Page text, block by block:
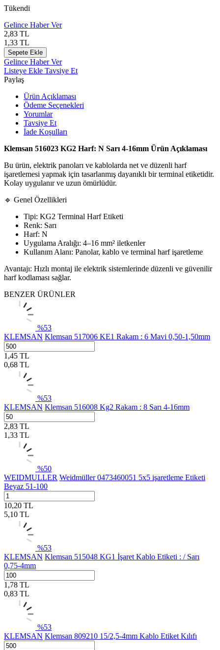
Tükendi
Gelince Haber Ver
2,83 TL
1,33 TL
Sepete Ekle
Gelince Haber Ver
Listeye Ekle Tavsiye Et
Paylaş
Ürün Açıklaması
Ödeme Seçenekleri
Yorumlar
Tavsiye Et
İade Koşulları
Klemsan 516023 KG2 Harf: N Sarı 4-16mm Ürün Açıklaması
Bu ürün, elektrik panoları ve kablolarda net ve düzenli harf
işaretlemesi yapmak için tasarlanmış dayanıklı bir terminal etiketidir.
Kolay uygulanır ve uzun ömürlüdür.
🔹 Genel Özellikleri
Tipi: KG2 Terminal Harf Etiketi
Renk: Sarı
Harf: N
Uygulama Aralığı: 4–16 mm² iletkenler
Kullanım Alanı: Panolar, kablo ve terminal harf işaretleme
Avantajı: Hızlı montaj ile elektrik sistemlerinde düzenli ve güvenilir
harf kodlaması sağlar.
BENZER ÜRÜNLER
%53
KLEMSAN Klemsan 517006 KE1 Rakam : 6 Mavi 0,50-1,50mm
1,45 TL
0,68 TL
%53
KLEMSAN Klemsan 516008 Kg2 Rakam : 8 Sarı 4-16mm
2,83 TL
1,33 TL
%50
WEIDMULLER Weidmüller 0473460051 5x5 işaretleme Etiketi
Beyaz 51-100
10,20 TL
5,10 TL
%53
KLEMSAN Klemsan 515048 KG1 İşaret Kablo Etiketi : / Sarı
0,75-4mm
1,78 TL
0,83 TL
%53
KLEMSAN Klemsan 809210 15/2,5-4mm Kablo Etiket Kılıfı